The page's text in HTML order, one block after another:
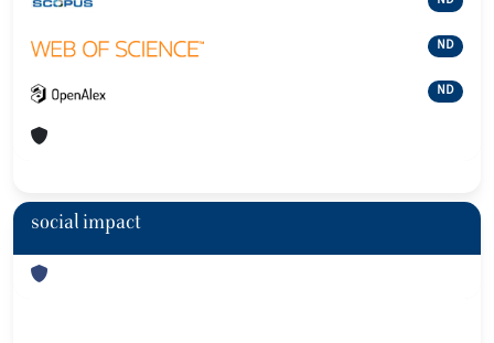
ND
ND
social impact